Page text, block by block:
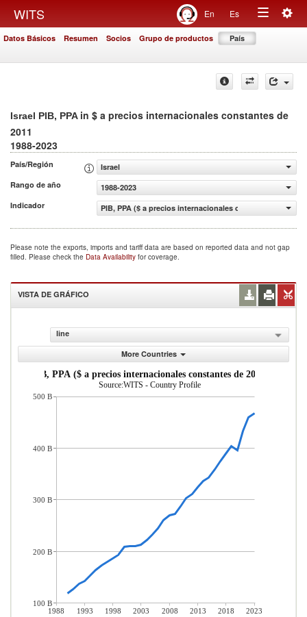
WITS En Es
Toggle
Datos Básicos Resumen Socios Grupo de productos País
Israel PIB, PPA in $ a precios internacionales constantes de
2011
1988-2023
País/Región
Israel
Rango de año
1988-2023
Indicador
PIB, PPA ($ a precios internacionales constantes de 2011)
Please note the exports, imports and tariff data are based on reported data and not gap
filled. Please check the Data Availability for coverage.
VISTA DE GRÁFICO
line
More Countries
PIB, PPA ($ a precios internacionales constantes de 2011)
Source:WITS - Country Profile
1988 1993 1998 2003 2008 2013 2018
2023
500 B
400 B
300 B
200 B
100 B